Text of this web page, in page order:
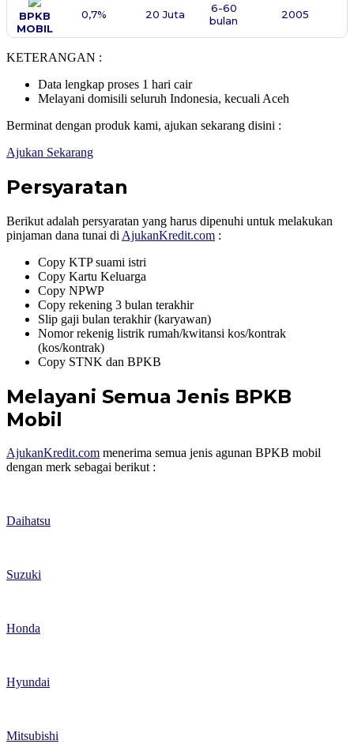
BPKB
MOBIL
0,7% 20 Juta
6-60
bulan
2005
KETERANGAN :
Data lengkap proses 1 hari cair
Melayani domisili seluruh Indonesia, kecuali Aceh
Berminat dengan produk kami, ajukan sekarang disini :
Ajukan Sekarang
Persyaratan
Berikut adalah persyaratan yang harus dipenuhi untuk melakukan
pinjaman dana tunai di AjukanKredit.com :
Copy KTP suami istri
Copy Kartu Keluarga
Copy NPWP
Copy rekening 3 bulan terakhir
Slip gaji bulan terakhir (karyawan)
Nomor rekenig listrik rumah/kwitansi kos/kontrak
(kos/kontrak)
Copy STNK dan BPKB
Melayani Semua Jenis BPKB
Mobil
AjukanKredit.com menerima semua jenis agunan BPKB mobil
dengan merk sebagai berikut :
Daihatsu
Suzuki
Honda
Hyundai
Mitsubishi